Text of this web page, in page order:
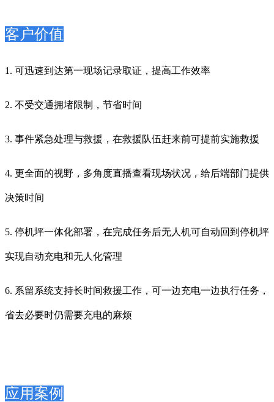
客户价值
1. 可迅速到达第一现场记录取证，提高工作效率
2. 不受交通拥堵限制，节省时间
3. 事件紧急处理与救援，在救援队伍赶来前可提前实施救援
4. 更全面的视野，多角度直播查看现场状况，给后端部门提供
决策时间
5. 停机坪一体化部署，在完成任务后无人机可自动回到停机坪
实现自动充电和无人化管理
6. 系留系统支持长时间救援工作，可一边充电一边执行任务，
省去必要时仍需要充电的麻烦
应用案例